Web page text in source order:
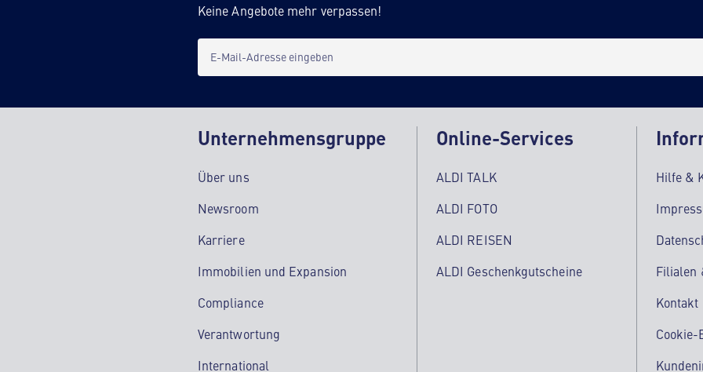
Keine Angebote mehr verpassen!
E-Mail-Adresse eingeben
Unternehmensgruppe
Über uns
Newsroom
Karriere
Immobilien und Expansion
Compliance
Verantwortung
International
Online-Services
ALDI TALK
ALDI FOTO
ALDI REISEN
ALDI Geschenkgutscheine
Hilfe &
Filialen
Kontakt